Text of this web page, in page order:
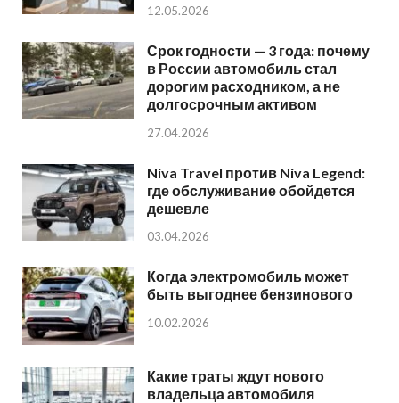
12.05.2026
Срок годности — 3 года: почему
в России автомобиль стал
дорогим расходником, а не
долгосрочным активом
27.04.2026
Niva Travel против Niva Legend:
где обслуживание обойдется
дешевле
03.04.2026
Когда электромобиль может
быть выгоднее бензинового
10.02.2026
Какие траты ждут нового
владельца автомобиля